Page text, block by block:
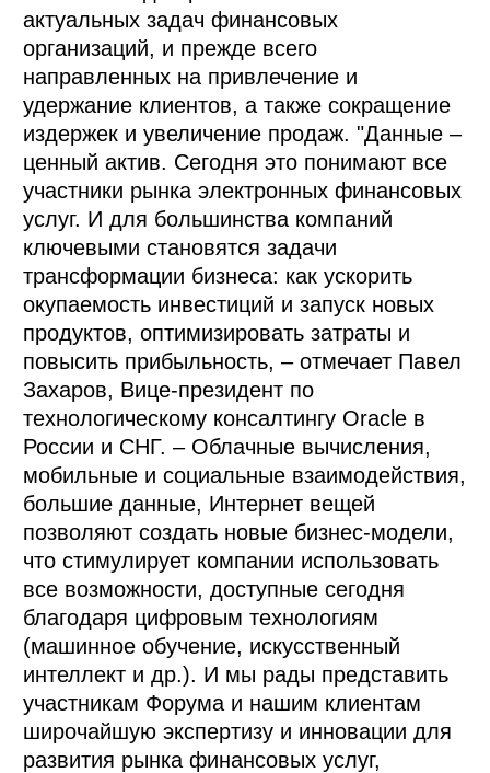
актуальных задач финансовых
организаций, и прежде всего
направленных на привлечение и
удержание клиентов, а также сокращение
издержек и увеличение продаж. "Данные –
ценный актив. Сегодня это понимают все
участники рынка электронных финансовых
услуг. И для большинства компаний
ключевыми становятся задачи
трансформации бизнеса: как ускорить
окупаемость инвестиций и запуск новых
продуктов, оптимизировать затраты и
повысить прибыльность, – отмечает Павел
Захаров, Вице-президент по
технологическому консалтингу Oracle в
России и СНГ. – Облачные вычисления,
мобильные и социальные взаимодействия,
большие данные, Интернет вещей
позволяют создать новые бизнес-модели,
что стимулирует компании использовать
все возможности, доступные сегодня
благодаря цифровым технологиям
(машинное обучение, искусственный
интеллект и др.). И мы рады представить
участникам Форума и нашим клиентам
широчайшую экспертизу и инновации для
развития рынка финансовых услуг,